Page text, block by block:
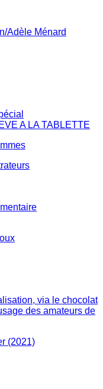
Adèle Ménard
A LA TABLETTE
des amateurs de
(2021)